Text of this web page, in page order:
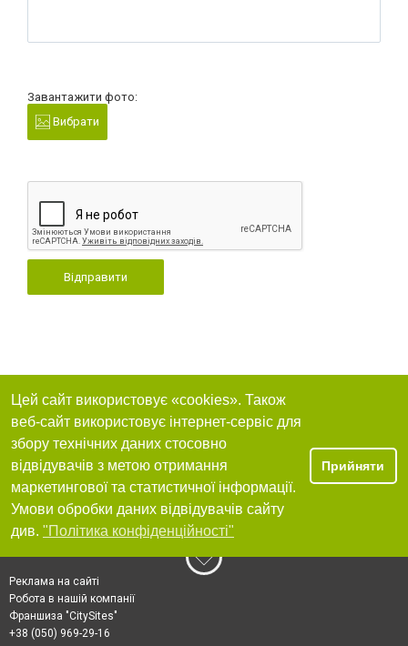
Завантажити фото:
Вибрати
Відправити
Цей сайт використовує «cookies». Також
веб-сайт використовує інтернет-сервіс для
збору технічних даних стосовно
відвідувачів з метою отримання
маркетингової та статистичної інформації.
Умови обробки даних відвідувачів сайту
див. "Політика конфіденційності"
Прийняти
Реклама на сайті
Робота в нашій компанії
Франшиза "CitySites"
+38 (050) 969-29-16